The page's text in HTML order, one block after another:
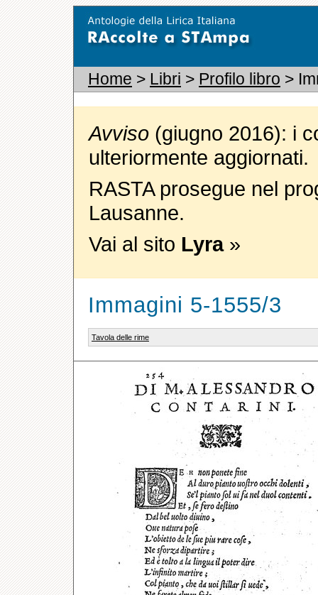
Home > Libri > Profilo libro >
Avviso (giugno 2016): i
ulteriormente aggiornati.
RASTA prosegue nel
Lausanne.
Vai al sito Lyra»
Immagini 5-1555/3
Tavola delle rime